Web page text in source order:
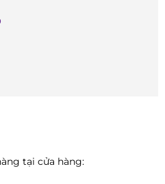
tại cửa hàng: